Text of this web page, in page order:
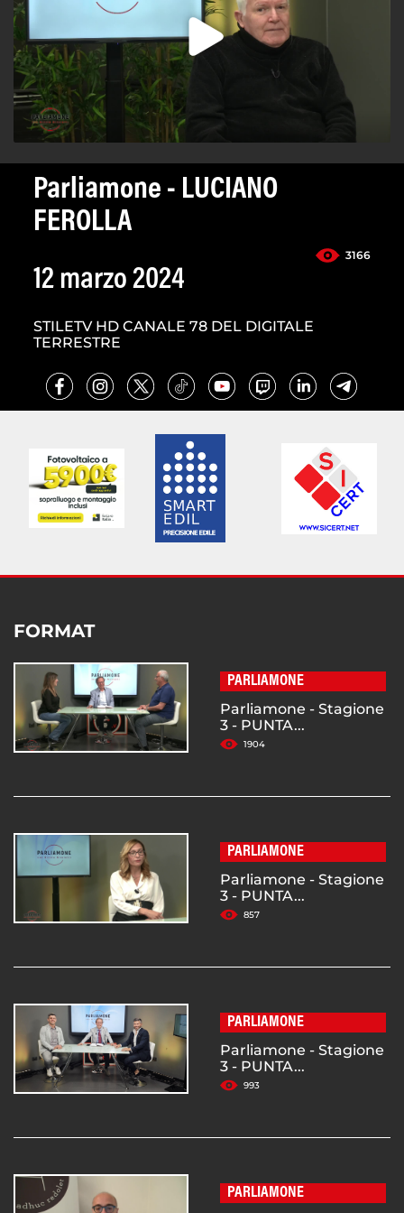
Parliamone - LUCIANO
FEROLLA
3166
12 marzo 2024
STILETV HD CANALE 78 DEL DIGITALE
TERRESTRE
FORMAT
PARLIAMONE
Parliamone - Stagione
3 - PUNTA...
1904
PARLIAMONE
Parliamone - Stagione
3 - PUNTA...
857
PARLIAMONE
Parliamone - Stagione
3 - PUNTA...
993
PARLIAMONE